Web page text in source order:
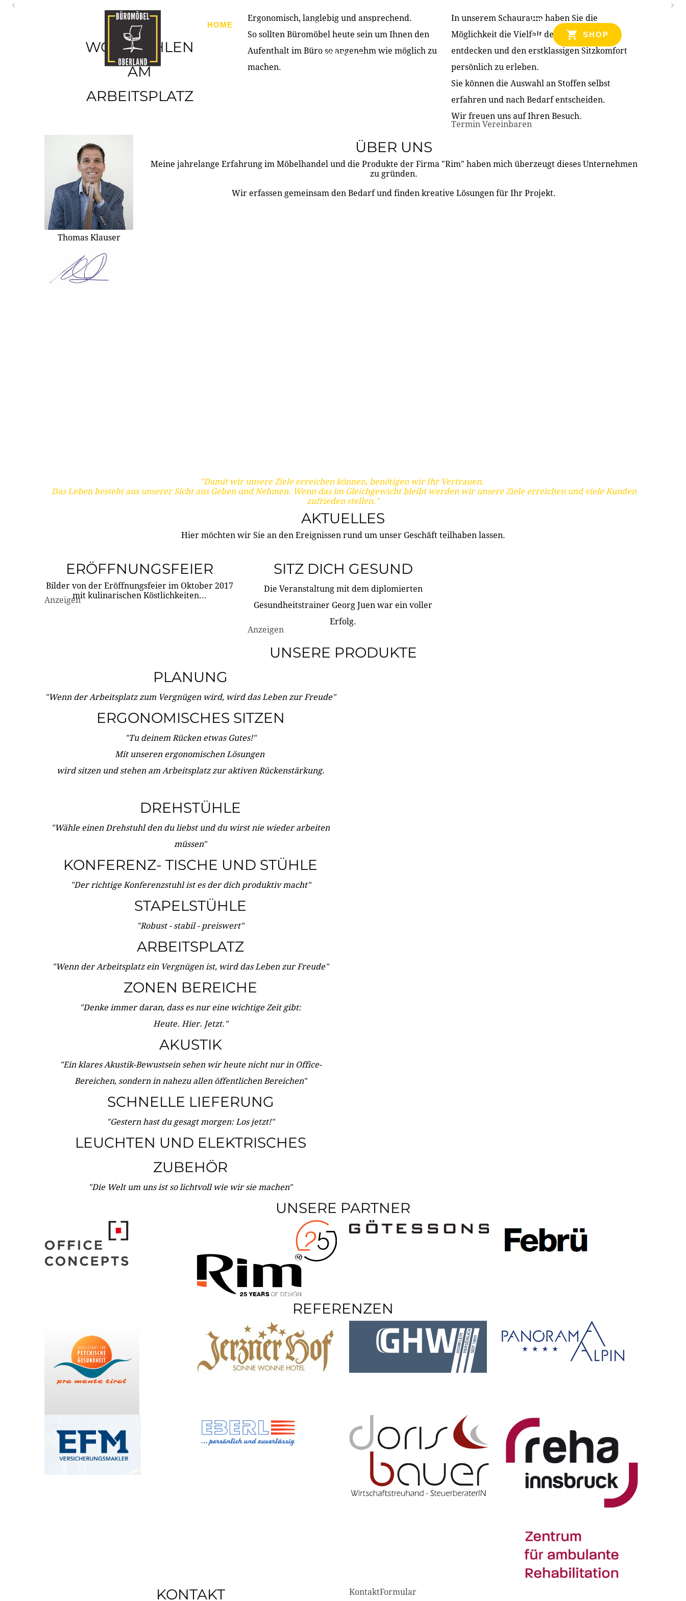
HOME PRODUKTE ÜBER UNS PARTNER & REFERENZEN
KONTAKT
SHOP
WOHLFÜHLEN
AM
ARBEITSPLATZ
Ergonomisch, langlebig und ansprechend.
So sollten Büromöbel heute sein um Ihnen den
Aufenthalt im Büro so angenehm wie möglich zu
machen.
In unserem Schauraum haben Sie die
Möglichkeit die Vielfalt der Produkte zu
entdecken und den erstklassigen Sitzkomfort
persönlich zu erleben.
Sie können die Auswahl an Stoffen selbst
erfahren und nach Bedarf entscheiden.
Wir freuen uns auf Ihren Besuch.
Termin Vereinbaren
Thomas Klauser
ÜBER UNS
Meine jahrelange Erfahrung im Möbelhandel und die Produkte der Firma "Rim" haben mich überzeugt dieses Unternehmen
zu gründen.
Wir erfassen gemeinsam den Bedarf und finden kreative Lösungen für Ihr Projekt.
"Damit wir unsere Ziele erreichen können, benötigen wir Ihr Vertrauen.
Das Leben besteht aus unserer Sicht aus Geben und Nehmen. Wenn das im Gleichgewicht bleibt werden wir unsere Ziele erreichen und viele Kunden
zufrieden stellen."
AKTUELLES
Hier möchten wir Sie an den Ereignissen rund um unser Geschäft teilhaben lassen.
ERÖFFNUNGSFEIER
Bilder von der Eröffnungsfeier im Oktober 2017
mit kulinarischen Köstlichkeiten...
Anzeigen
SITZ DICH GESUND
Die Veranstaltung mit dem diplomierten
Gesundheitstrainer Georg Juen war ein voller
Erfolg.
Anzeigen
UNSERE PRODUKTE
PLANUNG
"Wenn der Arbeitsplatz zum Vergnügen wird, wird das Leben zur Freude"
ERGONOMISCHES SITZEN
"Tu deinem Rücken etwas Gutes!"
Mit unseren ergonomischen Lösungen
wird sitzen und stehen am Arbeitsplatz zur aktiven Rückenstärkung.
DREHSTÜHLE
"Wähle einen Drehstuhl den du liebst und du wirst nie wieder arbeiten
müssen"
KONFERENZ- TISCHE UND STÜHLE
"Der richtige Konferenzstuhl ist es der dich produktiv macht"
STAPELSTÜHLE
"Robust - stabil - preiswert"
ARBEITSPLATZ
"Wenn der Arbeitsplatz ein Vergnügen ist, wird das Leben zur Freude"
ZONEN BEREICHE
"Denke immer daran, dass es nur eine wichtige Zeit gibt:
Heute. Hier. Jetzt."
AKUSTIK
"Ein klares Akustik-Bewustsein sehen wir heute nicht nur in Office-
Bereichen, sondern in nahezu allen öffentlichen Bereichen"
SCHNELLE LIEFERUNG
"Gestern hast du gesagt morgen: Los jetzt!"
LEUCHTEN UND ELEKTRISCHES
ZUBEHÖR
"Die Welt um uns ist so lichtvoll wie wir sie machen"
UNSERE PARTNER
REFERENZEN
KONTAKT KontaktFormular